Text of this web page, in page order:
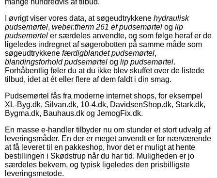
I øvrigt viser vores data, at søgeudtrykkene hydraulisk
pudsemørtel, weber.therm 261 ef pudsemørtel og lip
pudsemørtel er særdeles anvendte, og som følge heraf er de
ligeledes indregnet af søgerobotten på samme måde som
søgeudtrykkene færdigblandet pudsemørtel,
blandingsforhold pudsemørtel og lip pudsemørtel.
Forhåbentlig føler du at du ikke blev skuffet over de listede
tilbud, idet at ét eller flere af dem faldt i din smag.
Pudsemørtel fås fra moderne internet shops, for eksempel
XL-Byg.dk, Silvan.dk, 10-4.dk, DavidsenShop.dk, Stark.dk,
Bygma.dk, Bauhaus.dk og JemogFix.dk.
En masse e-handler tilbyder nu om stunder et stort udvalg af
leveringsmåder. En der er meget anvendt er for nærværende
at få leveret til en pakkeshop, hvor det er muligt at hente
bestillingen i Skødstrup når du har tid. Muligheden er jo
særdeles bekvem, og typisk ligeledes den prisbilligste
leveringsmetode.